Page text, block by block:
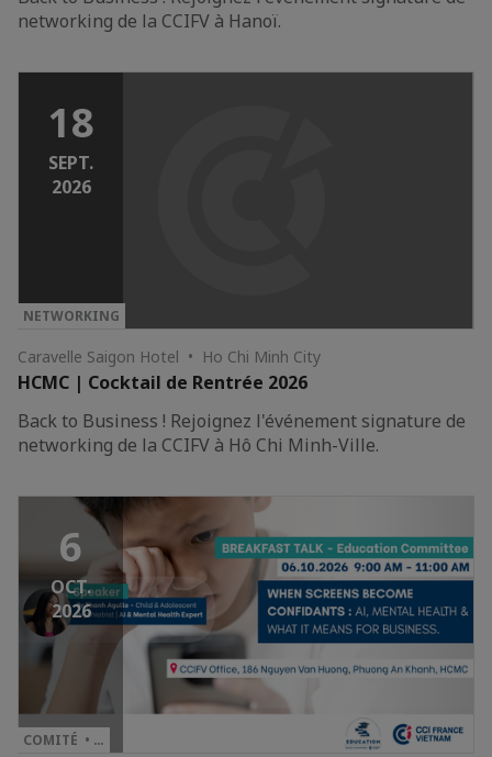
networking de la CCIFV à Hanoï.
18
SEPT.
2026
NETWORKING
Caravelle Saigon Hotel • Ho Chi Minh City
HCMC | Cocktail de Rentrée 2026
Back to Business ! Rejoignez l'événement signature de
networking de la CCIFV à Hô Chi Minh-Ville.
6
OCT.
2026
COMITÉ • …